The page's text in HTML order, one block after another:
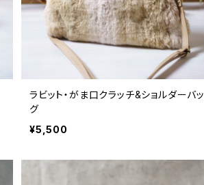
ラビット・がま口クラッチ&ショルダーバッ
グ
¥5,500